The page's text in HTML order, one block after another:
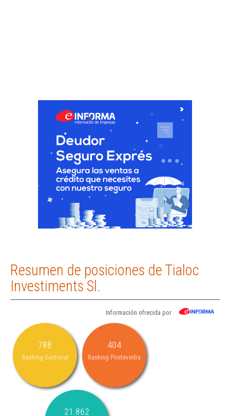
Resumen de posiciones de Tialoc
Investiments Sl.
Información ofrecida por
788
Ranking Sectorial
404
Ranking Pontevedra
21.862